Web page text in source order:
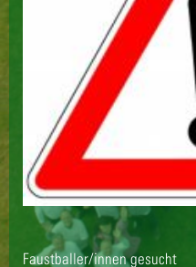
Faustballer/innen gesucht